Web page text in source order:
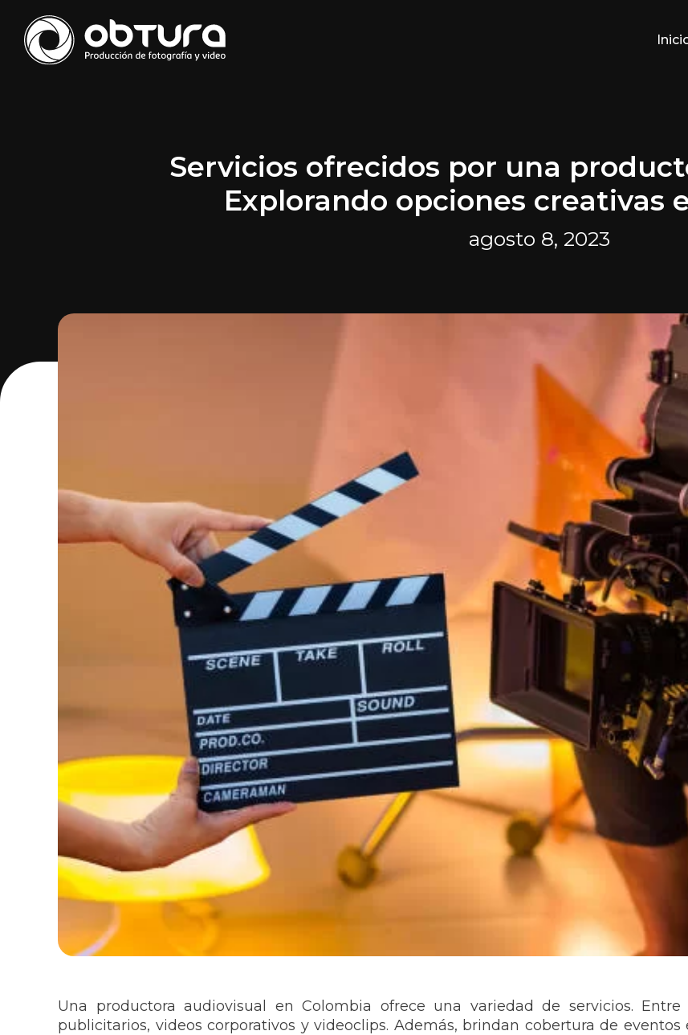
Servicios ofrecidos por una
Explorando opciones creativas
agosto 8, 2023
Una productora audiovisual en Colombia ofrece una variedad de servicios.
publicitarios, videos corporativos y videoclips. Además, brindan cobertura de